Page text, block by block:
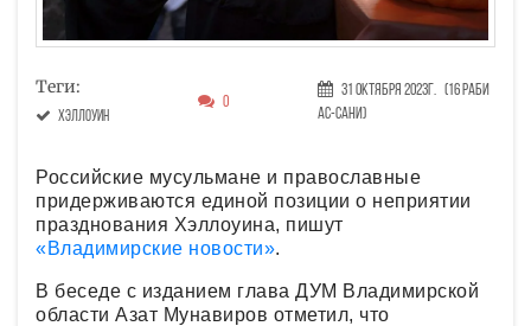
Теги:
Хэллоуин
0
31 Октября 2023г. (16 Раби
ас-сани)
Российские мусульмане и православные
придерживаются единой позиции о неприятии
празднования Хэллоуина, пишут
«Владимирские новости».
В беседе с изданием глава ДУМ Владимирской
области Азат Мунавиров отметил, что